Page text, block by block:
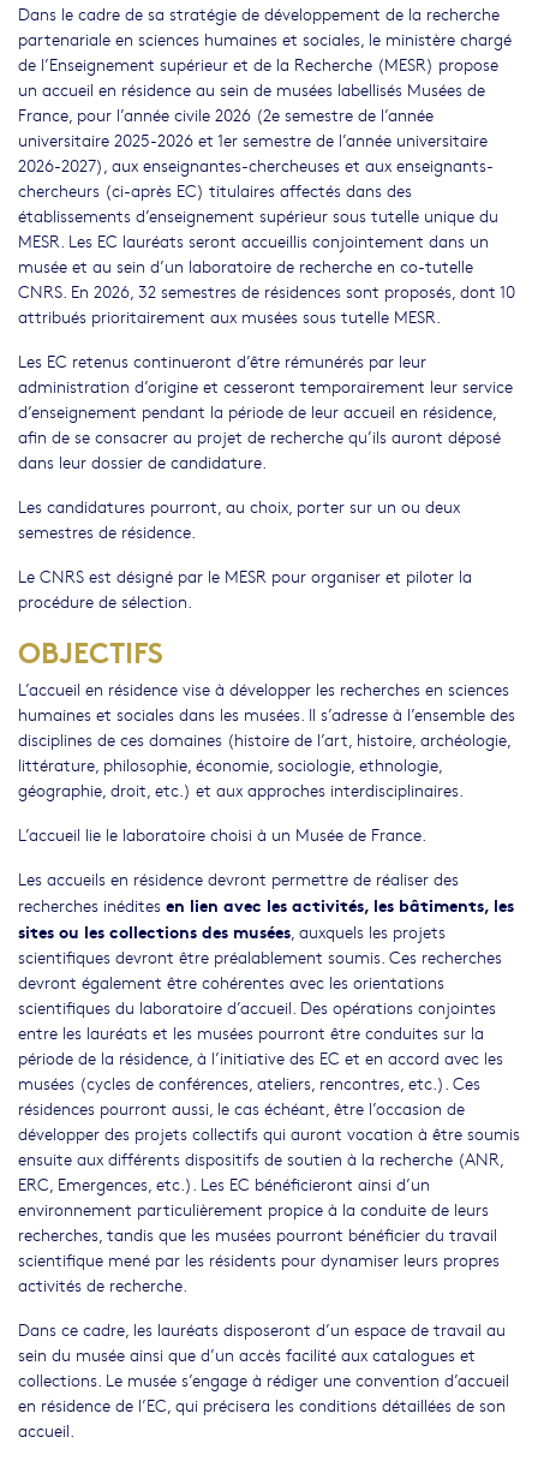
Dans le cadre de sa stratégie de développement de la recherche
partenariale en sciences humaines et sociales, le ministère chargé
de l’Enseignement supérieur et de la Recherche (MESR) propose
un accueil en résidence au sein de musées labellisés Musées de
France, pour l’année civile 2026 (2e semestre de l’année
universitaire 2025-2026 et 1er semestre de l’année universitaire
2026-2027), aux enseignantes-chercheuses et aux enseignants-
chercheurs (ci-après EC) titulaires affectés dans des
établissements d’enseignement supérieur sous tutelle unique du
MESR. Les EC lauréats seront accueillis conjointement dans un
musée et au sein d’un laboratoire de recherche en co-tutelle
CNRS. En 2026, 32 semestres de résidences sont proposés, dont 10
attribués prioritairement aux musées sous tutelle MESR.
Les EC retenus continueront d’être rémunérés par leur
administration d’origine et cesseront temporairement leur service
d’enseignement pendant la période de leur accueil en résidence,
afin de se consacrer au projet de recherche qu’ils auront déposé
dans leur dossier de candidature.
Les candidatures pourront, au choix, porter sur un ou deux
semestres de résidence.
Le CNRS est désigné par le MESR pour organiser et piloter la
procédure de sélection.
OBJECTIFS
L’accueil en résidence vise à développer les recherches en sciences
humaines et sociales dans les musées. Il s’adresse à l’ensemble des
disciplines de ces domaines (histoire de l’art, histoire, archéologie,
littérature, philosophie, économie, sociologie, ethnologie,
géographie, droit, etc.) et aux approches interdisciplinaires.
L’accueil lie le laboratoire choisi à un Musée de France.
Les accueils en résidence devront permettre de réaliser des
recherches inédites en lien avec les activités, les bâtiments, les
sites ou les collections des musées, auxquels les projets
scientifiques devront être préalablement soumis. Ces recherches
devront également être cohérentes avec les orientations
scientifiques du laboratoire d’accueil. Des opérations conjointes
entre les lauréats et les musées pourront être conduites sur la
période de la résidence, à l’initiative des EC et en accord avec les
musées (cycles de conférences, ateliers, rencontres, etc.). Ces
résidences pourront aussi, le cas échéant, être l’occasion de
développer des projets collectifs qui auront vocation à être soumis
ensuite aux différents dispositifs de soutien à la recherche (ANR,
ERC, Emergences, etc.). Les EC bénéficieront ainsi d’un
environnement particulièrement propice à la conduite de leurs
recherches, tandis que les musées pourront bénéficier du travail
scientifique mené par les résidents pour dynamiser leurs propres
activités de recherche.
Dans ce cadre, les lauréats disposeront d’un espace de travail au
sein du musée ainsi que d’un accès facilité aux catalogues et
collections. Le musée s’engage à rédiger une convention d’accueil
en résidence de l’EC, qui précisera les conditions détaillées de son
accueil.